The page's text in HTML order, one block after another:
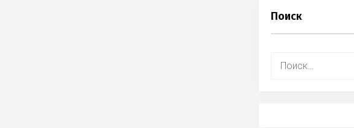
Поиск
Найти: